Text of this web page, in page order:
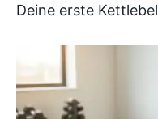
Deine erste